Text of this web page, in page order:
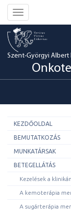
Toggle
navigation
Szent-Györgyi Albert
KEZDŐOLDAL
BEMUTATKOZÁS
MUNKATÁRSAK
BETEGELLÁTÁS
Kezelések a klinikán
A kemoterápia
A sugárterápia